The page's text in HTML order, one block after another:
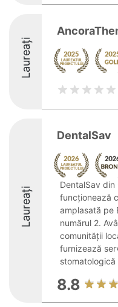
Laureați
Laureați
DentalSav
DentalSav din
funcționează
amplasată pe
numărul 2.
comunității
furnizează
stomatologică
8.8